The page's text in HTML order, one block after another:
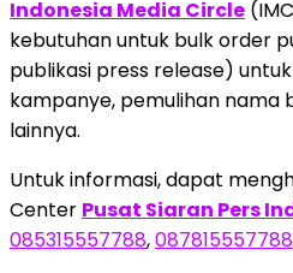
Indonesia Media Circle
kebutuhan untuk bulk order
publikasi press release)
kampanye, pemulihan nama
lainnya.
Untuk informasi, dapat
Center Pusat Siaran Pers
085315557788,087815557788